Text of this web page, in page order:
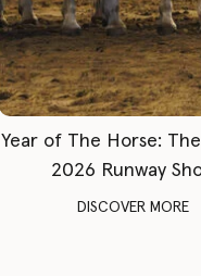
Year of The Horse:
2026 Runway
DISCOVER MORE